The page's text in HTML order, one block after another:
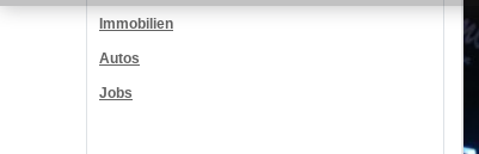
Immobilien
Autos
Jobs